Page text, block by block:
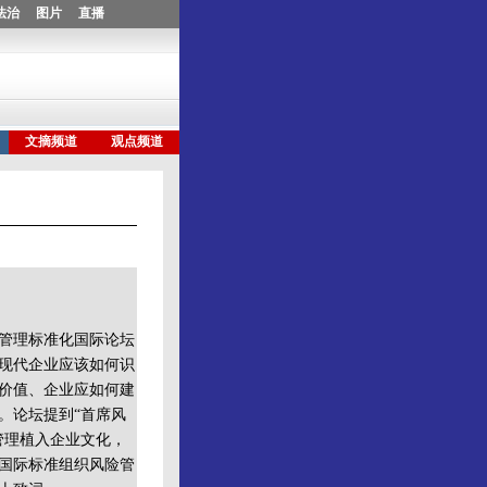
标准化国际论坛
代企业应该如何识
值、企业应如何建
论坛提到“首席风
植入企业文化，
际标准组织风险管